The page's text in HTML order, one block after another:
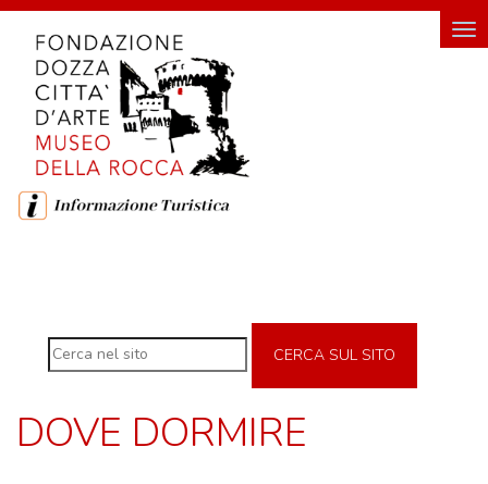
FONDAZIONE
FONDAZIONE DOZZA CITTÀ D'ARTE
SOSTENITORI DELLA FONDAZIONE
MUSEO DELLA ROCCA
GEMELLO DIGITALE MUSEO
CERCA SUL SITO
DOVE DORMIRE